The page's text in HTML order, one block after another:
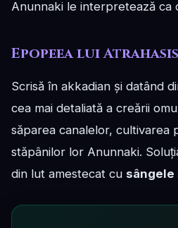
Anunnaki le interpretează ca
Epopeea lui Atrahasis
Scrisă în akkadian și datând
cea mai detaliată a creării
săparea canalelor,
stăpânilor lor Anunnaki.
din lut amestecat cu